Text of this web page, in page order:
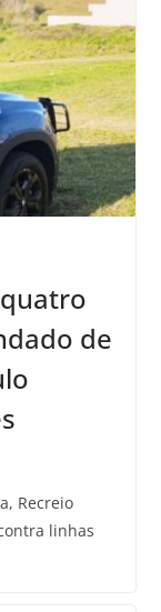
de
Recreio
linhas